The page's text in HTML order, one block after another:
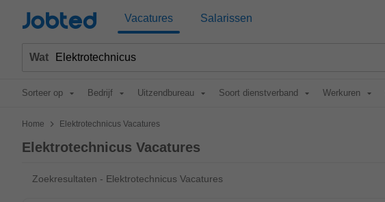
Jobted Vacatures Salarissen
Wat
Sorteer op Bedrijf Uitzendbureau Soort dienstverband Werkuren
Home > Elektrotechnicus Vacatures
Elektrotechnicus Vacatures
Zoekresultaten - Elektrotechnicus Vacatures